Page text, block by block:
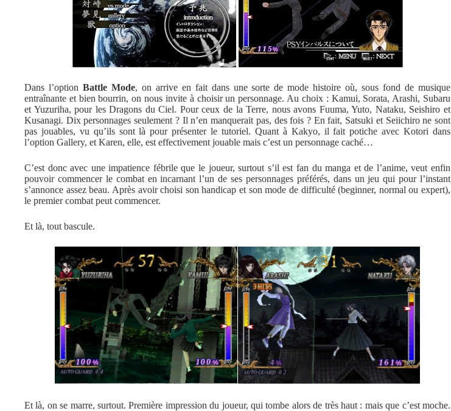
Dans l’option Battle Mode, on arrive en fait dans une sorte de mode histoire où, sous fond de musique
entraînante et bien bourrin, on nous invite à choisir un personnage. Au choix : Kamui, Sorata, Arashi, Subaru
et Yuzuriha, pour les Dragons du Ciel. Pour ceux de la Terre, nous avons Fuuma, Yuto, Nataku, Seishiro et
Kusanagi. Dix personnages seulement ? Il n’en manquerait pas, des fois ? En fait, Satsuki et Seiichiro ne sont
pas jouables, vu qu’ils sont là pour présenter le tutoriel. Quant à Kakyo, il fait potiche avec Kotori dans
l’option Gallery, et Karen, elle, est effectivement jouable mais c’est un personnage caché…
C’est donc avec une impatience fébrile que le joueur, surtout s’il est fan du manga et de l’anime, veut enfin
pouvoir commencer le combat en incarnant l’un de ses personnages préférés, dans un jeu qui pour l’instant
s’annonce assez beau. Après avoir choisi son handicap et son mode de difficulté (beginner, normal ou expert),
le premier combat peut commencer.
Et là, tout bascule.
Et là, on se marre, surtout. Première impression du joueur, qui tombe alors de très haut : mais que c’est moche.